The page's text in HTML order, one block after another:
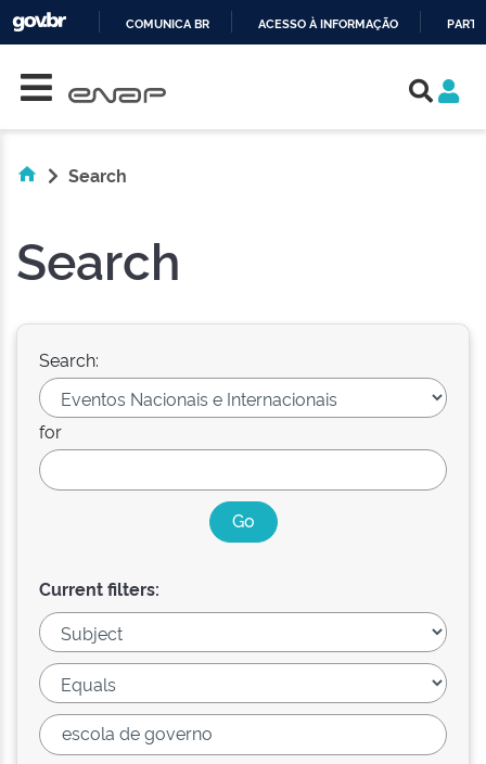
COMUNICA BR ACESSO À INFORMAÇÃO
Search
Search
Search:
for
Current filters: